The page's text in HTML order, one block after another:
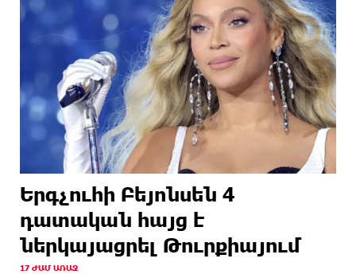
Երգչուհի Բեյոնսեն ​​4
դատական հայց է
ներկայացրել Թուրքիայում
17 ԺԱՄ ԱՌԱՋ